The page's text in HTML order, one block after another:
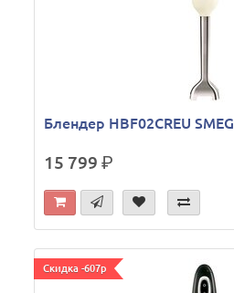
Блендер HBF02CREU SMEG
15 799р.
Скидка -607р